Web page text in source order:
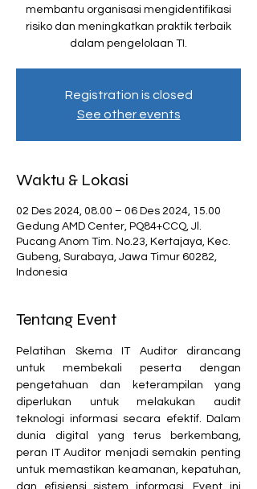
membantu organisasi mengidentifikasi
risiko dan meningkatkan praktik terbaik
dalam pengelolaan TI.
Registration is closed
See other events
Waktu & Lokasi
02 Des 2024, 08.00 – 06 Des 2024, 15.00
Gedung AMD Center, PQ84+CCQ, Jl.
Pucang Anom Tim. No.23, Kertajaya, Kec.
Gubeng, Surabaya, Jawa Timur 60282,
Indonesia
Tentang Event
Pelatihan Skema IT Auditor dirancang
untuk membekali peserta dengan
pengetahuan dan keterampilan yang
diperlukan untuk melakukan audit
teknologi informasi secara efektif. Dalam
dunia digital yang terus berkembang,
peran IT Auditor menjadi semakin penting
untuk memastikan keamanan, kepatuhan,
dan efisiensi sistem informasi. Event ini